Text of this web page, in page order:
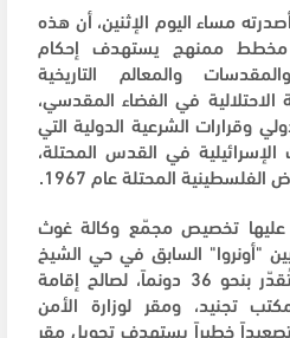
مساء اليوم الإثنين، أن هذه
مخطط ممنهج يستهدف إحكام
والمعالم التاريخية
الاحتلالية في الفضاء المقدسي،
وقرارات الشرعية الدولية التي
في القدس المحتلة،
الفلسطينية المحتلة عام 1967.
عليها تخصيص مجمّع وكالة غوث
"أونروا" السابق في حي الشيخ
جراح، المقام على مساحة تُقدّر بنحو 36 دونماً، لصالح إقامة
تجنيد، ومقر لوزارة الأمن
خطيراً يستهدف تحويل مقر